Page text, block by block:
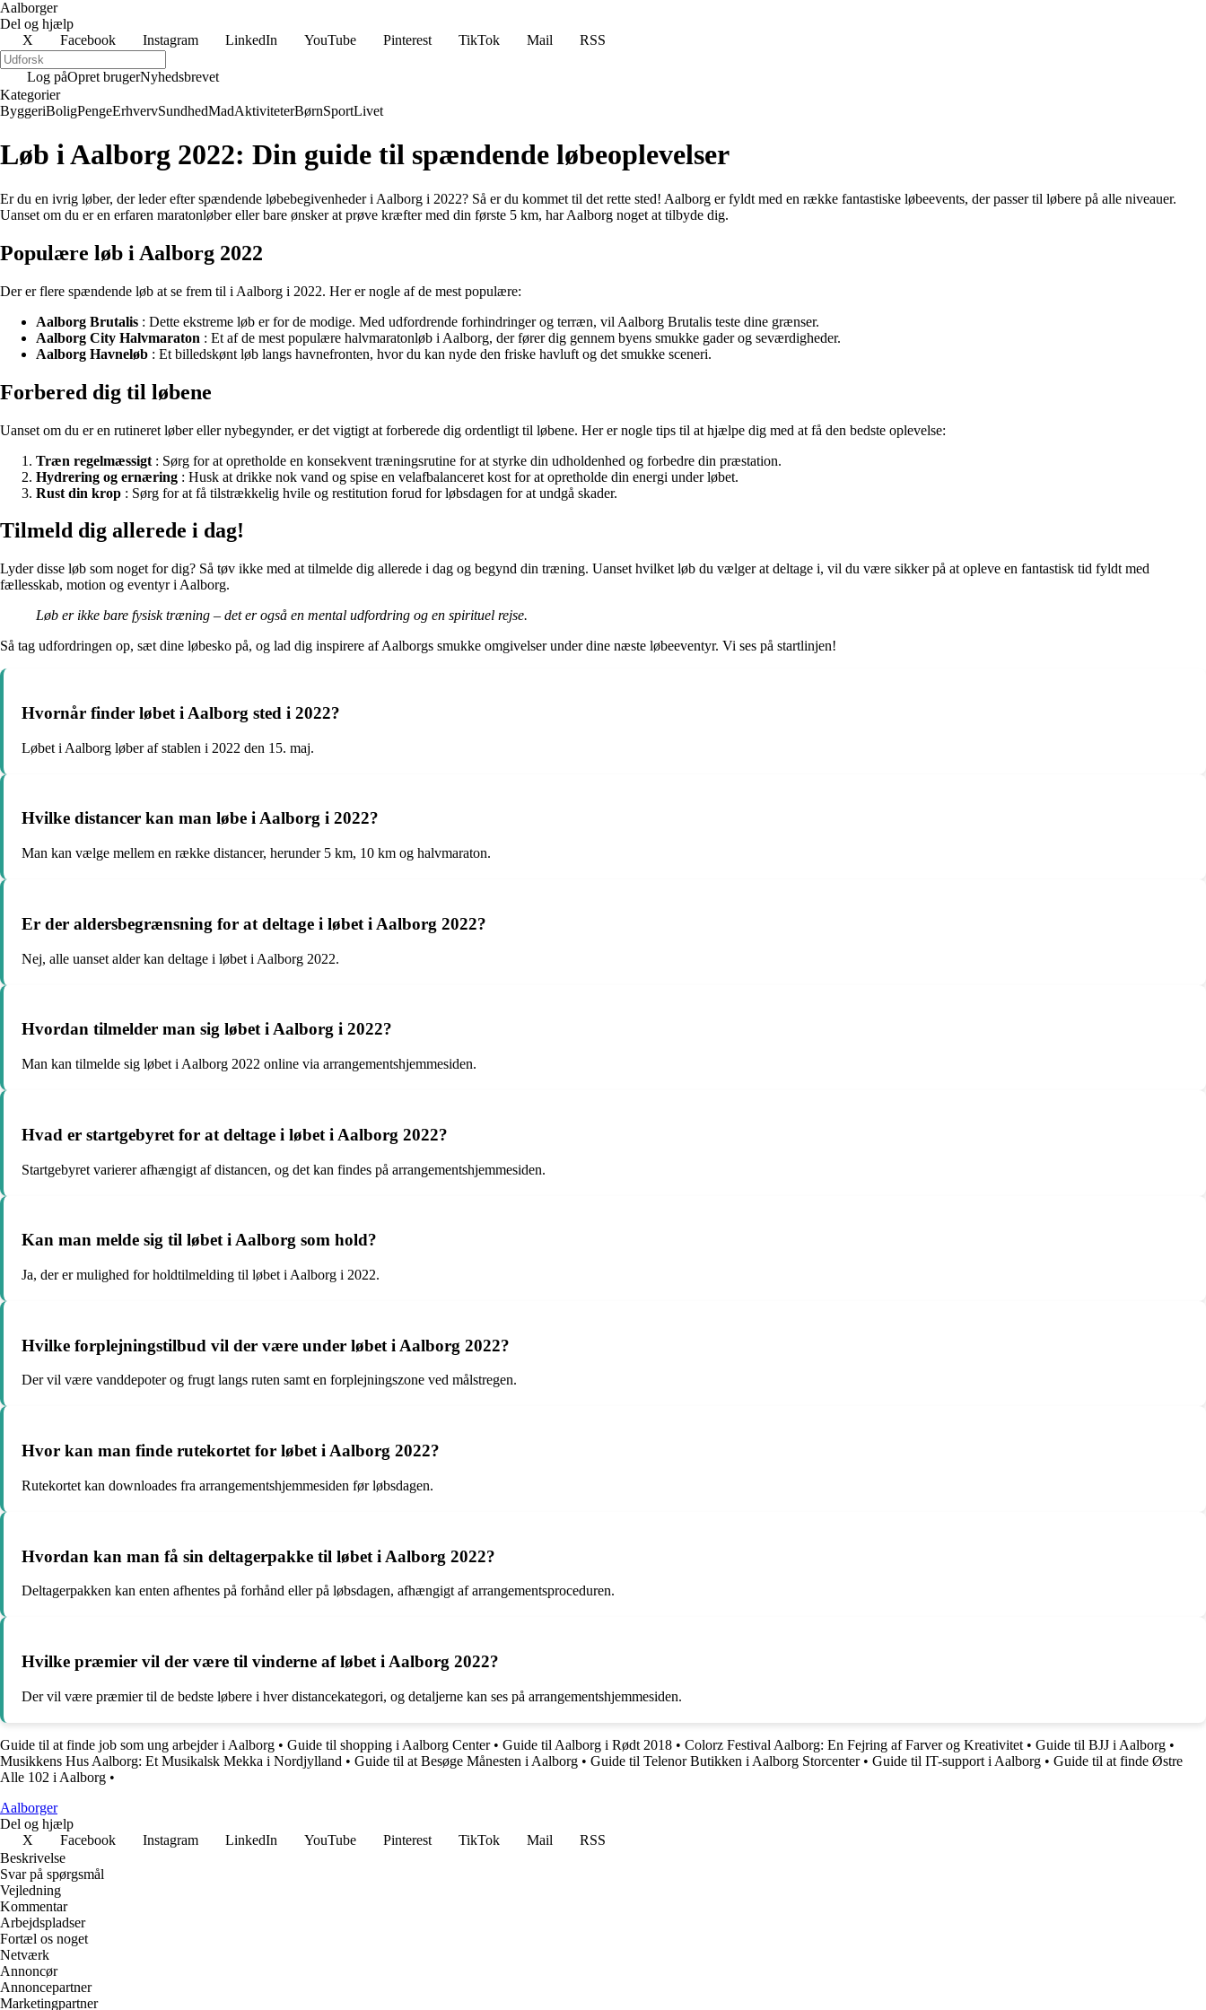
Aalborger
Del og hjælp
X
Facebook Instagram LinkedIn YouTube Pinterest TikTok Mail RSS
Log påOpret brugerNyhedsbrevet
Kategorier
ByggeriBoligPengeErhvervSundhedMadAktiviteterBørnSportLivet
Løb i Aalborg 2022: Din guide til spændende løbeoplevelser
Er du en ivrig løber, der leder efter spændende løbebegivenheder i Aalborg i 2022? Så er du kommet til det rette sted! Aalborg er fyldt med en række fantastiske løbeevents, der passer til løbere på alle niveauer.
Uanset om du er en erfaren maratonløber eller bare ønsker at prøve kræfter med din første 5 km, har Aalborg noget at tilbyde dig.
Populære løb i Aalborg 2022
Der er flere spændende løb at se frem til i Aalborg i 2022. Her er nogle af de mest populære:
Aalborg Brutalis : Dette ekstreme løb er for de modige. Med udfordrende forhindringer og terræn, vil Aalborg Brutalis teste dine grænser.
Aalborg City Halvmaraton : Et af de mest populære halvmaratonløb i Aalborg, der fører dig gennem byens smukke gader og seværdigheder.
Aalborg Havneløb : Et billedskønt løb langs havnefronten, hvor du kan nyde den friske havluft og det smukke sceneri.
Forbered dig til løbene
Uanset om du er en rutineret løber eller nybegynder, er det vigtigt at forberede dig ordentligt til løbene. Her er nogle tips til at hjælpe dig med at få den bedste oplevelse:
Træn regelmæssigt : Sørg for at opretholde en konsekvent træningsrutine for at styrke din udholdenhed og forbedre din præstation.
Hydrering og ernæring : Husk at drikke nok vand og spise en velafbalanceret kost for at opretholde din energi under løbet.
Rust din krop : Sørg for at få tilstrækkelig hvile og restitution forud for løbsdagen for at undgå skader.
Tilmeld dig allerede i dag!
Lyder disse løb som noget for dig? Så tøv ikke med at tilmelde dig allerede i dag og begynd din træning. Uanset hvilket løb du vælger at deltage i, vil du være sikker på at opleve en fantastisk tid fyldt med
fællesskab, motion og eventyr i Aalborg.
Løb er ikke bare fysisk træning – det er også en mental udfordring og en spirituel rejse.
Så tag udfordringen op, sæt dine løbesko på, og lad dig inspirere af Aalborgs smukke omgivelser under dine næste løbeeventyr. Vi ses på startlinjen!
Hvornår finder løbet i Aalborg sted i 2022?
Løbet i Aalborg løber af stablen i 2022 den 15. maj.
Hvilke distancer kan man løbe i Aalborg i 2022?
Man kan vælge mellem en række distancer, herunder 5 km, 10 km og halvmaraton.
Er der aldersbegrænsning for at deltage i løbet i Aalborg 2022?
Nej, alle uanset alder kan deltage i løbet i Aalborg 2022.
Hvordan tilmelder man sig løbet i Aalborg i 2022?
Man kan tilmelde sig løbet i Aalborg 2022 online via arrangementshjemmesiden.
Hvad er startgebyret for at deltage i løbet i Aalborg 2022?
Startgebyret varierer afhængigt af distancen, og det kan findes på arrangementshjemmesiden.
Kan man melde sig til løbet i Aalborg som hold?
Ja, der er mulighed for holdtilmelding til løbet i Aalborg i 2022.
Hvilke forplejningstilbud vil der være under løbet i Aalborg 2022?
Der vil være vanddepoter og frugt langs ruten samt en forplejningszone ved målstregen.
Hvor kan man finde rutekortet for løbet i Aalborg 2022?
Rutekortet kan downloades fra arrangementshjemmesiden før løbsdagen.
Hvordan kan man få sin deltagerpakke til løbet i Aalborg 2022?
Deltagerpakken kan enten afhentes på forhånd eller på løbsdagen, afhængigt af arrangementsproceduren.
Hvilke præmier vil der være til vinderne af løbet i Aalborg 2022?
Der vil være præmier til de bedste løbere i hver distancekategori, og detaljerne kan ses på arrangementshjemmesiden.
Guide til at finde job som ung arbejder i Aalborg • Guide til shopping i Aalborg Center• Guide til Aalborg i Rødt 2018 • Colorz Festival Aalborg: En Fejring af Farver og Kreativitet • Guide til BJJ i Aalborg •
Musikkens Hus Aalborg: Et Musikalsk Mekka i Nordjylland • Guide til at Besøge Månesten i Aalborg • Guide til Telenor Butikken i Aalborg Storcenter• Guide til IT-support i Aalborg • Guide til at finde Østre
Alle 102 i Aalborg •
Aalborger
Del og hjælp
X
Facebook Instagram LinkedIn YouTube Pinterest TikTok Mail
RSS
Beskrivelse
Svar på spørgsmål
Vejledning
Kommentar
Arbejdspladser
Fortæl os noget
Netværk
Annoncør
Annoncepartner
Marketingpartner